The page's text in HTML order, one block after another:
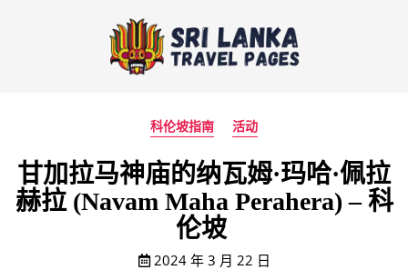
科伦坡指南 活动
甘加拉马神庙的纳瓦姆·玛哈·佩拉
赫拉 (Navam Maha Perahera) – 科
伦坡
2024 年 3 月 22 日